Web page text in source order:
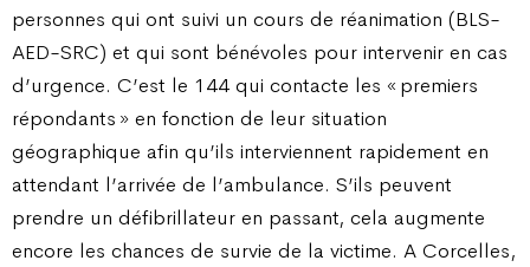
personnes qui ont suivi un cours de réanimation (BLS-
AED-SRC) et qui sont bénévoles pour intervenir en cas
d’urgence. C’est le 144 qui contacte les « premiers
répondants » en fonction de leur situation
géographique afin qu’ils interviennent rapidement en
attendant l’arrivée de l’ambulance. S’ils peuvent
prendre un défibrillateur en passant, cela augmente
encore les chances de survie de la victime. A Corcelles,